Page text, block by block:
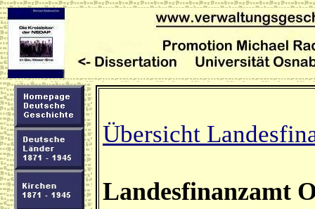
Übersicht
Landesfinanzamt